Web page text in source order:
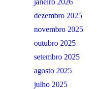
janeiro 2026
dezembro 2025
novembro 2025
outubro 2025
setembro 2025
agosto 2025
julho 2025